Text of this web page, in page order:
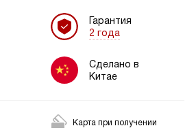
Гарантия
2 года
Сделано в
Китае
Карта при получении